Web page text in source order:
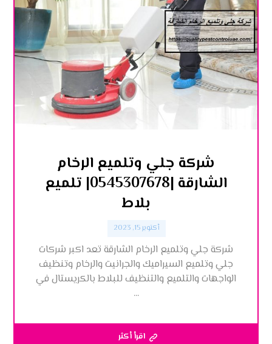
شركة جلي وتلميع الرخام
الشارقة |0545307678| تلميع
بلاط
أكتوبر 15, 2023
شركة جلي وتلميع الرخام الشارقة تعد اكبر شركات
جلي وتلميع السيراميك والجرانيت والرخام وتنظيف
الواجهات والتلميع والتنظيف للبلاط بالكريستال في
...
اقرأ أكثر